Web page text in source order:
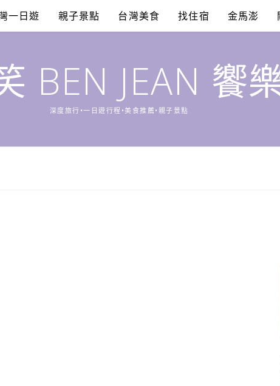
一日遊 親子景點 台灣美食 找住宿 金馬澎
BEN JEAN 饗
深度旅行•一日遊行程•美食推薦•親子景點